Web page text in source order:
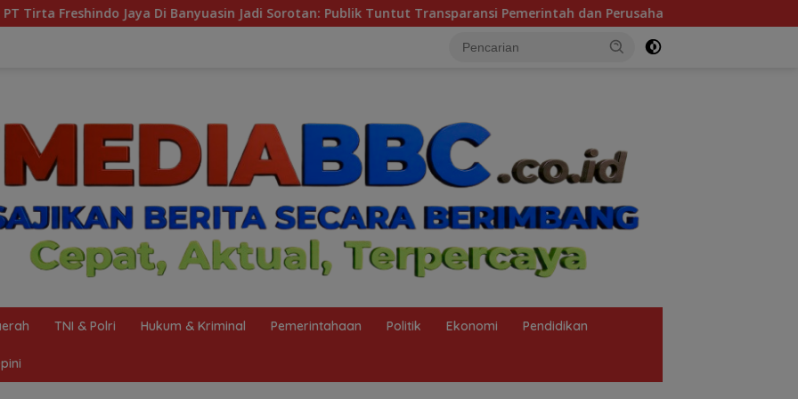
Jadi Sorotan: Publik Tuntut Transparansi Pemerintah dan Perusahaan Tragedi KMP Mutiara Sentosa 2 dan
TNI & Polri Hukum & Kriminal Pemerintahaan Politik Ekonomi Pendidikan